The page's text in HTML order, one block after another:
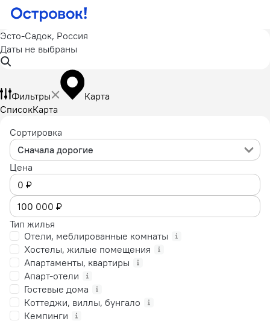
Эсто-Садок, Россия
Даты не выбраны
Фильтры
Карта
СписокКарта
Сортировка
Сначала дорогие
Цена
Тип жилья
Отели, меблированные комнаты
Хостелы, жилые помещения
Апартаменты, квартиры
Апарт-отели
Гостевые дома
Коттеджи, виллы, бунгало
Кемпинги